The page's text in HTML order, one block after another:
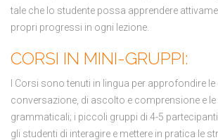
tale che lo studente possa apprendere
propri progressi in ogni lezione.
CORSI IN MINI-GRUPPI:
I Corsi sono tenuti in lingua per approfondire
conversazione, di ascolto e comprensione e
grammaticali; i piccoli gruppi di 4-5
gli studenti di interagire e mettere in pratica le